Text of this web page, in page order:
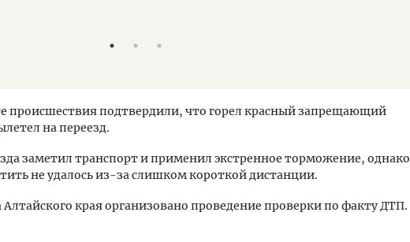
происшествия подтвердили, что горел красный запрещающий
на переезд.
заметил транспорт и применил экстренное торможение, однако
не удалось из-за слишком короткой дистанции.
края организовано проведение проверки по факту ДТП.